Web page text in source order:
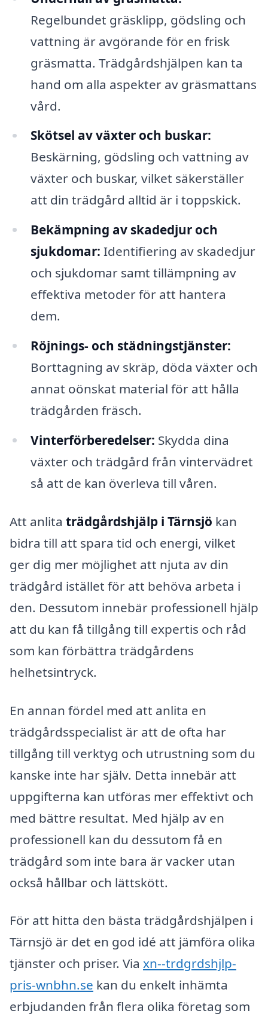
Regelbundet gräsklipp, gödsling och
vattning är avgörande för en frisk
gräsmatta. Trädgårdshjälpen kan ta
hand om alla aspekter av gräsmattans
vård.
Skötsel av växter och buskar:
Beskärning, gödsling och vattning av
växter och buskar, vilket säkerställer
att din trädgård alltid är i toppskick.
Bekämpning av skadedjur och
sjukdomar: Identifiering av skadedjur
och sjukdomar samt tillämpning av
effektiva metoder för att hantera
dem.
Röjnings- och städningstjänster:
Borttagning av skräp, döda växter och
annat oönskat material för att hålla
trädgården fräsch.
Vinterförberedelser: Skydda dina
växter och trädgård från vintervädret
så att de kan överleva till våren.
Att anlita trädgårdshjälp i Tärnsjö kan
bidra till att spara tid och energi, vilket
ger dig mer möjlighet att njuta av din
trädgård istället för att behöva arbeta i
den. Dessutom innebär professionell hjälp
att du kan få tillgång till expertis och råd
som kan förbättra trädgårdens
helhetsintryck.
En annan fördel med att anlita en
trädgårdsspecialist är att de ofta har
tillgång till verktyg och utrustning som du
kanske inte har själv. Detta innebär att
uppgifterna kan utföras mer effektivt och
med bättre resultat. Med hjälp av en
professionell kan du dessutom få en
trädgård som inte bara är vacker utan
också hållbar och lättskött.
För att hitta den bästa trädgårdshjälpen i
Tärnsjö är det en god idé att jämföra olika
tjänster och priser. Via xn--trdgrdshjlp-
pris-wnbhn.se kan du enkelt inhämta
erbjudanden från flera olika företag som